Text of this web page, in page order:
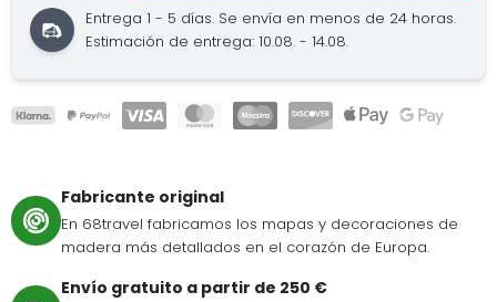
Entrega 1 - 5 días. Se envía en menos de 24 horas.
Estimación de entrega: 10.08. - 14.08.
Fabricante original
En 68travel fabricamos los mapas y decoraciones de
madera más detallados en el corazón de Europa.
Envío gratuito a partir de 250 €